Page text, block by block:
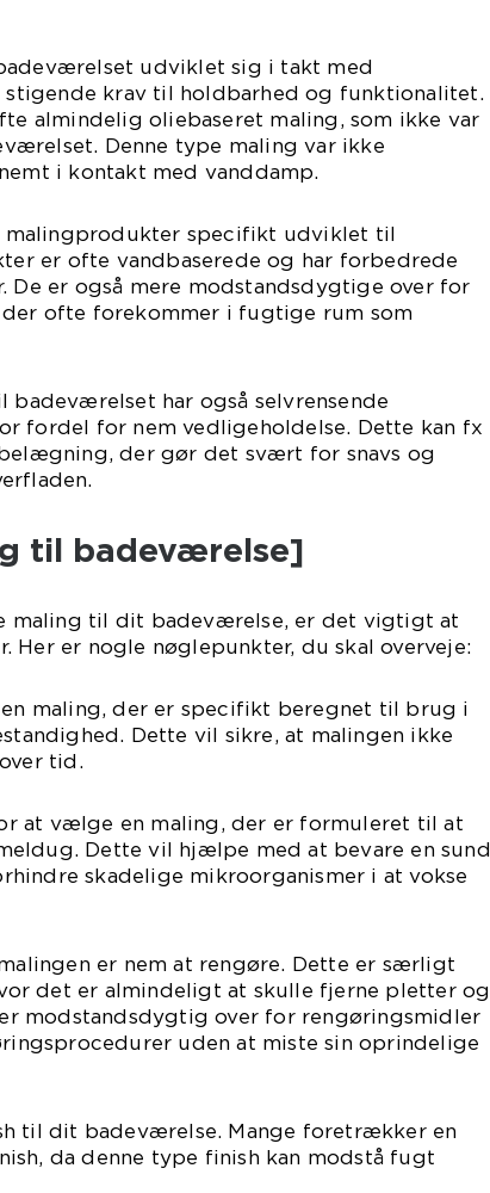
udviklet sig i takt med
krav til holdbarhed og funktionalitet.
almindelig oliebaseret maling, som ikke var
Denne type maling var ikke
i kontakt med vanddamp.
specifikt udviklet til
er ofte vandbaserede og har forbedrede
De er også mere modstandsdygtige over for
ofte forekommer i fugtige rum som
badeværelset har også selvrensende
fordel for nem vedligeholdelse. Dette kan fx
der gør det svært for snavs og
til badeværelse]
maling til dit badeværelse, er det vigtigt at
Her er nogle nøglepunkter, du skal overveje:
maling, der er specifikt beregnet til brug i
Dette vil sikre, at malingen ikke
tid.
at vælge en maling, der er formuleret til at
Dette vil hjælpe med at bevare en sund
skadelige mikroorganismer i at vokse
er nem at rengøre. Dette er særligt
det er almindeligt at skulle fjerne pletter og
modstandsdygtig over for rengøringsmidler
uden at miste sin oprindelige
til dit badeværelse. Mange foretrækker en
da denne type finish kan modstå fugt